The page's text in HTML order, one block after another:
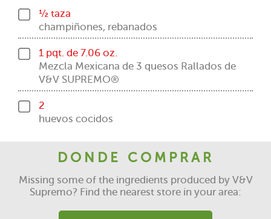
½ taza
champiñones, rebanados
1 pqt. de 7.06 oz.
Mezcla Mexicana de 3 quesos Rallados de
V&V SUPREMO®
2
huevos cocidos
DONDE COMPRAR
Missing some of the ingredients produced by V&V
Supremo? Find the nearest store in your area: